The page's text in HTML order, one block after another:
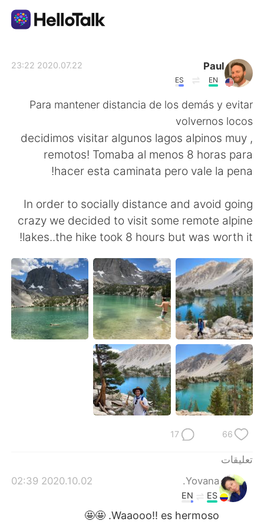
简体中文
繁體中文 Español
Français Deutsch
日本語 한국어
Русский ไทย
Indonesia Italiano
Tiếng Việt
Paul
EN
ES
2020.07.22 23:22
Para mantener distancia de los demás y evitar
volvernos locos
, decidimos visitar algunos lagos alpinos muy
remotos! Tomaba al menos 8 horas para
hacer esta caminata pero vale la pena!
In order to socially distance and avoid going
crazy we decided to visit some remote alpine
lakes..the hike took 8 hours but was worth it!
66
17
تعليقات
Yovana.
2020.10.02 02:39
ES
EN
Waaooo!! es hermoso. 🤩🤩